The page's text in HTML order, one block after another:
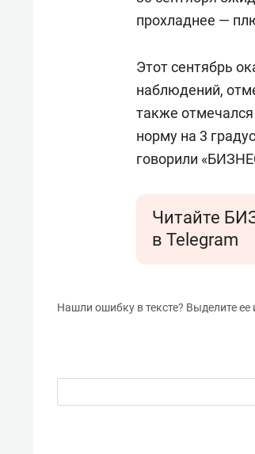
прохладнее —
Этот сентябрь
наблюдений,
также
норму на 3
говорили
Читайте
в Telegram
Нашли ошибку в тексте? Выделите ее